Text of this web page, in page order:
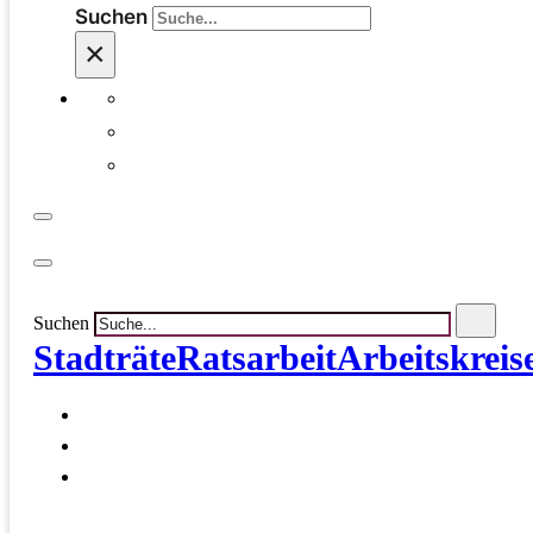
Suchen
×
Suchen
StadträteRatsarbeit